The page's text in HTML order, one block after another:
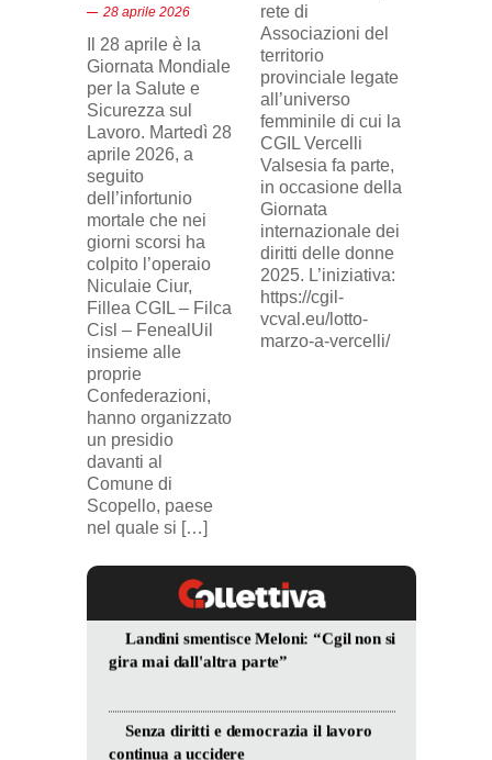
28 aprile 2026
Il 28 aprile è la
Giornata Mondiale
per la Salute e
Sicurezza sul
Lavoro. Martedì 28
aprile 2026, a
seguito
dell’infortunio
mortale che nei
giorni scorsi ha
colpito l’operaio
Niculaie Ciur,
Fillea CGIL – Filca
Cisl – FenealUil
insieme alle
proprie
Confederazioni,
hanno organizzato
un presidio
davanti al
Comune di
Scopello, paese
nel quale si […]
rete di
Associazioni del
territorio
provinciale legate
all’universo
femminile di cui la
CGIL Vercelli
Valsesia fa parte,
in occasione della
Giornata
internazionale dei
diritti delle donne
2025. L’iniziativa:
https://cgil-
vcval.eu/lotto-
marzo-a-vercelli/